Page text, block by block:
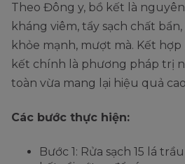
Theo Đông y, bồ kết là
kháng viêm, tẩy sạch chất
khỏe mạnh, mượt mà. Kết
kết chính là phương pháp trị
toàn vừa mang lại hiệu quả
Các bước thực hiện:
Bước 1: Rửa sạch 15 lá